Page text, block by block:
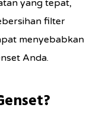
yang tepat,
filter
menyebabkan
Anda.